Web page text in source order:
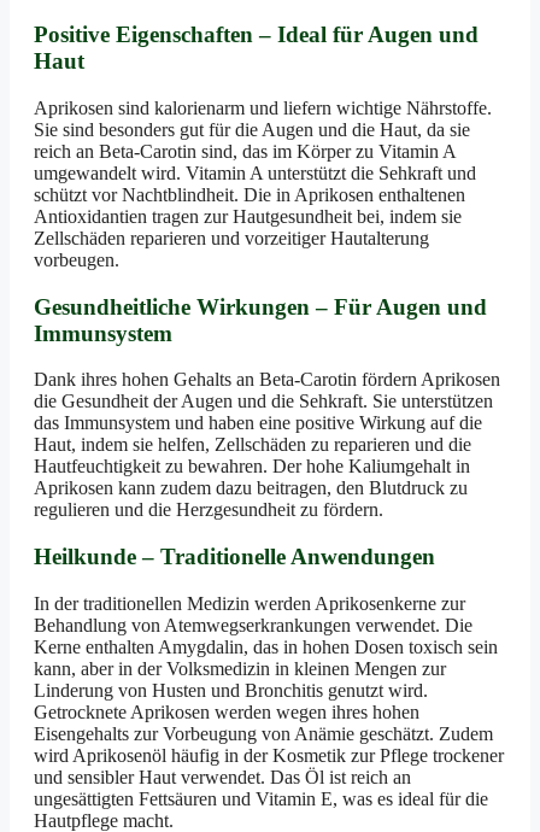
Positive Eigenschaften – Ideal für Augen und
Haut
Aprikosen sind kalorienarm und liefern wichtige Nährstoffe.
Sie sind besonders gut für die Augen und die Haut, da sie
reich an Beta-Carotin sind, das im Körper zu Vitamin A
umgewandelt wird. Vitamin A unterstützt die Sehkraft und
schützt vor Nachtblindheit. Die in Aprikosen enthaltenen
Antioxidantien tragen zur Hautgesundheit bei, indem sie
Zellschäden reparieren und vorzeitiger Hautalterung
vorbeugen.
Gesundheitliche Wirkungen – Für Augen und
Immunsystem
Dank ihres hohen Gehalts an Beta-Carotin fördern Aprikosen
die Gesundheit der Augen und die Sehkraft. Sie unterstützen
das Immunsystem und haben eine positive Wirkung auf die
Haut, indem sie helfen, Zellschäden zu reparieren und die
Hautfeuchtigkeit zu bewahren. Der hohe Kaliumgehalt in
Aprikosen kann zudem dazu beitragen, den Blutdruck zu
regulieren und die Herzgesundheit zu fördern.
Heilkunde – Traditionelle Anwendungen
In der traditionellen Medizin werden Aprikosenkerne zur
Behandlung von Atemwegserkrankungen verwendet. Die
Kerne enthalten Amygdalin, das in hohen Dosen toxisch sein
kann, aber in der Volksmedizin in kleinen Mengen zur
Linderung von Husten und Bronchitis genutzt wird.
Getrocknete Aprikosen werden wegen ihres hohen
Eisengehalts zur Vorbeugung von Anämie geschätzt. Zudem
wird Aprikosenöl häufig in der Kosmetik zur Pflege trockener
und sensibler Haut verwendet. Das Öl ist reich an
ungesättigten Fettsäuren und Vitamin E, was es ideal für die
Hautpflege macht.